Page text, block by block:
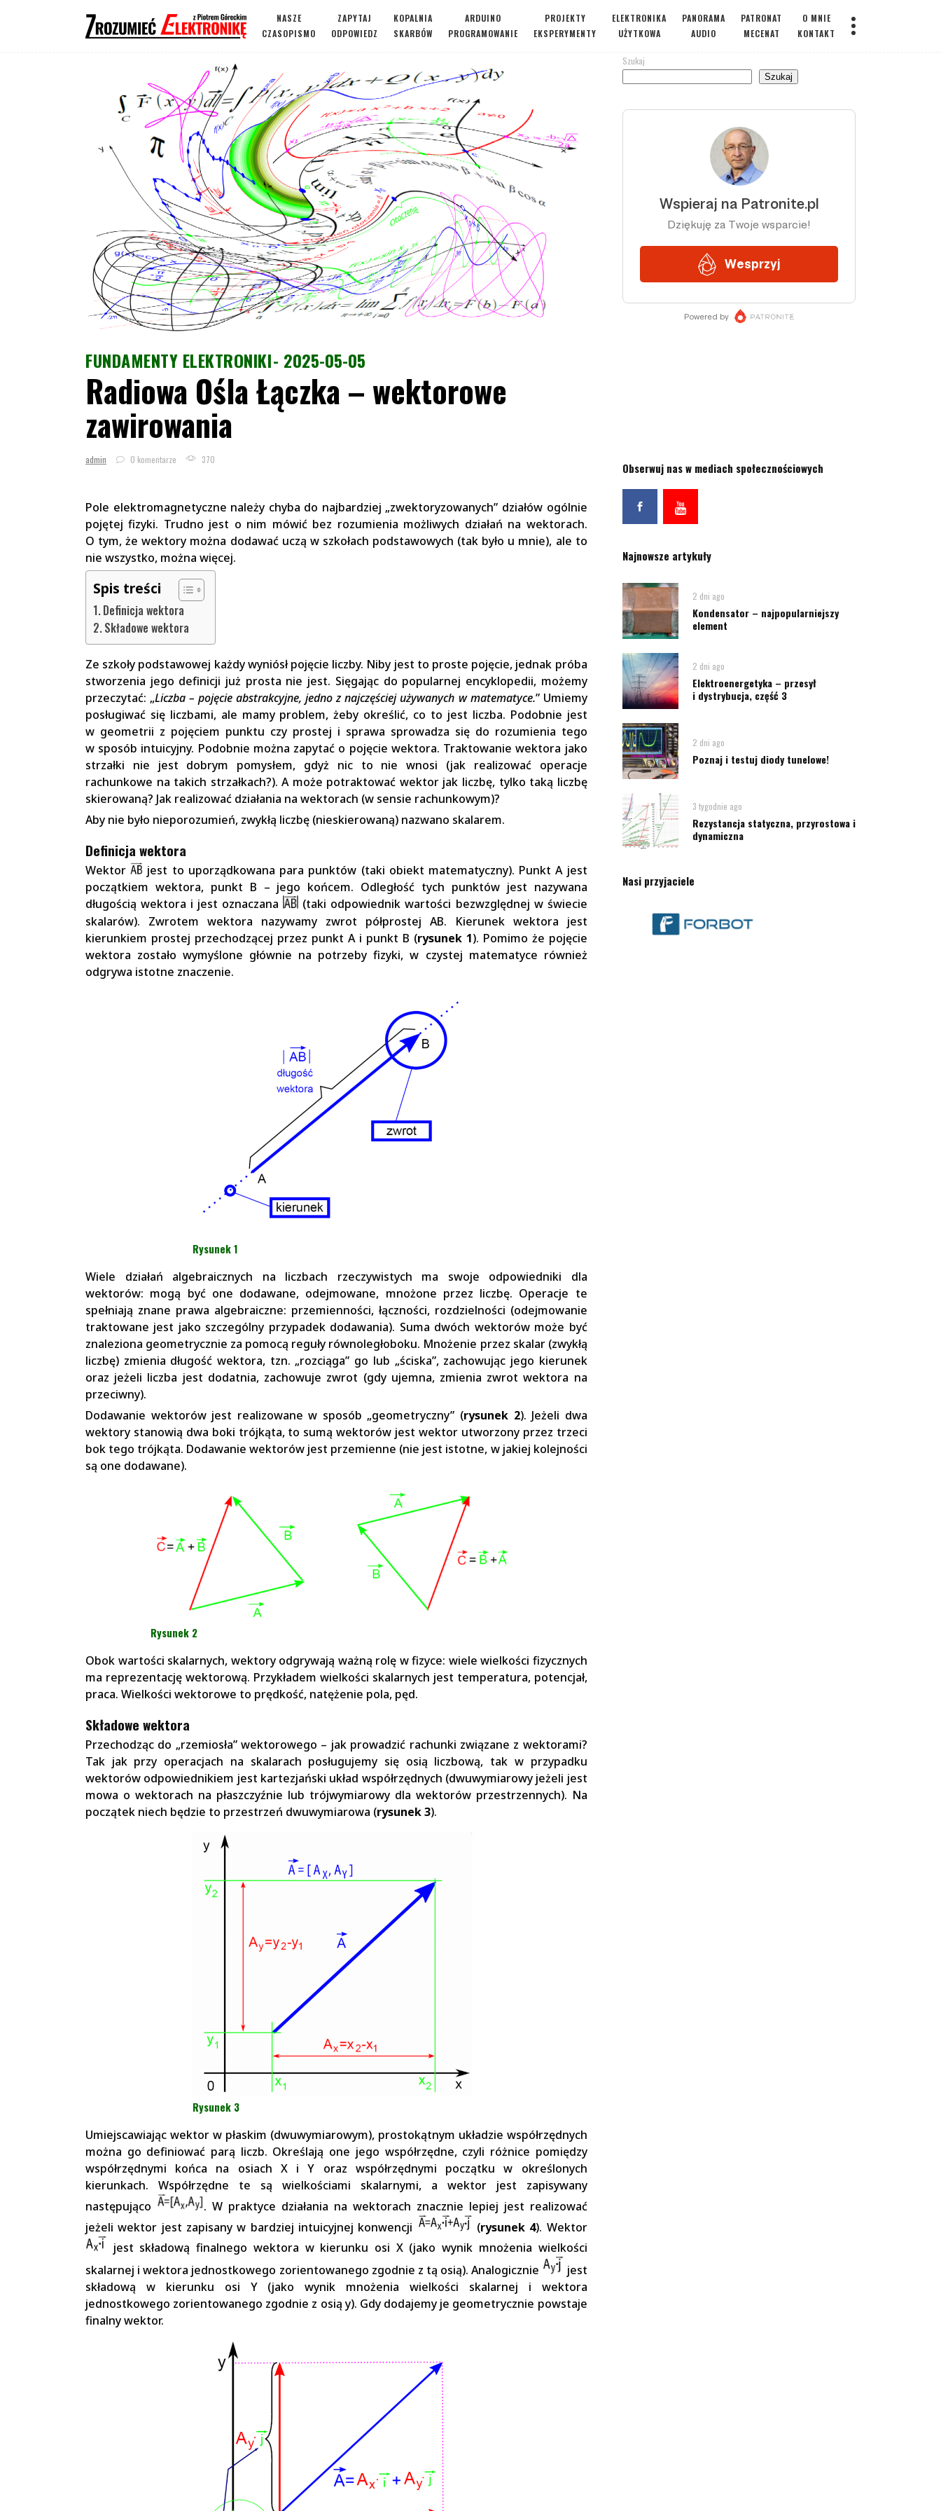
NASZE
CZASOPISMO
ZAPYTAJ
ODPOWIEDZ
KOPALNIA
SKARBÓW
ARDUINO
PROGRAMOWANIE
PROJEKTY
EKSPERYMENTY
ELEKTRONIKA
UŻYTKOWA
PANORAMA
AUDIO
PATRONAT
MECENAT
O MNIE
KONTAKT
FUNDAMENTY ELEKTRONIKI 2025-05-05
Radiowa Ośla Łączka – wektorowe
zawirowania
admin 0 komentarze 370
Pole elektromagnetyczne należy chyba do najbardziej „zwektoryzowanych” działów ogólnie
pojętej fizyki. Trudno jest o nim mówić bez rozumienia możliwych działań na wektorach.
O tym, że wektory można dodawać uczą w szkołach podstawowych (tak było u mnie), ale to
nie wszystko, można więcej.
Spis treści
Definicja wektora
Składowe wektora
Ze szkoły podstawowej każdy wyniósł pojęcie liczby. Niby jest to proste pojęcie, jednak próba
stworzenia jego definicji już prosta nie jest. Sięgając do popularnej encyklopedii, możemy
przeczytać: „Liczba – pojęcie abstrakcyjne, jedno z najczęściej używanych w matematyce.” Umiemy
posługiwać się liczbami, ale mamy problem, żeby określić, co to jest liczba. Podobnie jest
w geometrii z pojęciem punktu czy prostej i sprawa sprowadza się do rozumienia tego
w sposób intuicyjny. Podobnie można zapytać o pojęcie wektora. Traktowanie wektora jako
strzałki nie jest dobrym pomysłem, gdyż nic to nie wnosi (jak realizować operacje
rachunkowe na takich strzałkach?). A może potraktować wektor jak liczbę, tylko taką liczbę
skierowaną? Jak realizować działania na wektorach (w sensie rachunkowym)?
Aby nie było nieporozumień, zwykłą liczbę (nieskierowaną) nazwano skalarem.
Definicja wektora
Wektor
jest to uporządkowana para punktów (taki obiekt matematyczny). Punkt A jest
początkiem wektora, punkt B – jego końcem. Odległość tych punktów jest nazywana
długością wektora i jest oznaczana
(taki odpowiednik wartości bezwzględnej w świecie
skalarów). Zwrotem wektora nazywamy zwrot półprostej AB. Kierunek wektora jest
kierunkiem prostej przechodzącej przez punkt A i punkt B (rysunek 1). Pomimo że pojęcie
wektora zostało wymyślone głównie na potrzeby fizyki, w czystej matematyce również
odgrywa istotne znaczenie.
Rysunek 1
Wiele działań algebraicznych na liczbach rzeczywistych ma swoje odpowiedniki dla
wektorów: mogą być one dodawane, odejmowane, mnożone przez liczbę. Operacje te
spełniają znane prawa algebraiczne: przemienności, łączności, rozdzielności (odejmowanie
traktowane jest jako szczególny przypadek dodawania). Suma dwóch wektorów może być
znaleziona geometrycznie za pomocą reguły równoległoboku. Mnożenie przez skalar (zwykłą
liczbę) zmienia długość wektora, tzn. „rozciąga” go lub „ściska”, zachowując jego kierunek
oraz jeżeli liczba jest dodatnia, zachowuje zwrot (gdy ujemna, zmienia zwrot wektora na
przeciwny).
Dodawanie wektorów jest realizowane w sposób „geometryczny” (rysunek 2). Jeżeli dwa
wektory stanowią dwa boki trójkąta, to sumą wektorów jest wektor utworzony przez trzeci
bok tego trójkąta. Dodawanie wektorów jest przemienne (nie jest istotne, w jakiej kolejności
są one dodawane).
Rysunek 2
Obok wartości skalarnych, wektory odgrywają ważną rolę w fizyce: wiele wielkości fizycznych
ma reprezentację wektorową. Przykładem wielkości skalarnych jest temperatura, potencjał,
praca. Wielkości wektorowe to prędkość, natężenie pola, pęd.
Składowe wektora
Przechodząc do „rzemiosła” wektorowego – jak prowadzić rachunki związane z wektorami?
Tak jak przy operacjach na skalarach posługujemy się osią liczbową, tak w przypadku
wektorów odpowiednikiem jest kartezjański układ współrzędnych (dwuwymiarowy jeżeli jest
mowa o wektorach na płaszczyźnie lub trójwymiarowy dla wektorów przestrzennych). Na
początek niech będzie to przestrzeń dwuwymiarowa (rysunek 3).
Rysunek 3
Umiejscawiając wektor w płaskim (dwuwymiarowym), prostokątnym układzie współrzędnych
można go definiować parą liczb. Określają one jego współrzędne, czyli różnice pomiędzy
współrzędnymi końca na osiach X i Y oraz współrzędnymi początku w określonych
kierunkach. Współrzędne te są wielkościami skalarnymi, a wektor jest zapisywany
następująco
. W praktyce działania na wektorach znacznie lepiej jest realizować
jeżeli wektor jest zapisany w bardziej intuicyjnej konwencji
(rysunek 4). Wektor
jest składową finalnego wektora w kierunku osi X (jako wynik mnożenia wielkości
skalarnej i wektora jednostkowego zorientowanego zgodnie z tą osią). Analogicznie
jest
składową w kierunku osi Y (jako wynik mnożenia wielkości skalarnej i wektora
jednostkowego zorientowanego zgodnie z osią y). Gdy dodajemy je geometrycznie powstaje
finalny wektor.
Szukaj
Szukaj
Obserwuj nas w mediach społecznościowych
Najnowsze artykuły
2 dni ago
Kondensator – najpopularniejszy
element
2 dni ago
Elektroenergetyka – przesył
i dystrybucja, część 3
2 dni ago
Poznaj i testuj diody tunelowe!
3 tygodnie ago
Rezystancja statyczna, przyrostowa i
dynamiczna
Nasi przyjaciele